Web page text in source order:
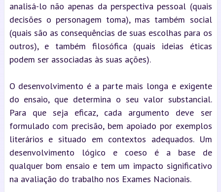
analisá-lo não apenas da perspectiva pessoal (quais
decisões o personagem toma), mas também social
(quais são as consequências de suas escolhas para os
outros), e também filosófica (quais ideias éticas
podem ser associadas às suas ações).
O desenvolvimento é a parte mais longa e exigente
do ensaio, que determina o seu valor substancial.
Para que seja eficaz, cada argumento deve ser
formulado com precisão, bem apoiado por exemplos
literários e situado em contextos adequados. Um
desenvolvimento lógico e coeso é a base de
qualquer bom ensaio e tem um impacto significativo
na avaliação do trabalho nos Exames Nacionais.